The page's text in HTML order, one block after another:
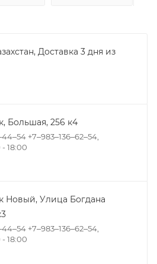
Доставка 3 дня из
​Большая, 256 к4
+7‒983‒136‒62‒54,
18:00
Новый, ​Улица Богдана
+7‒983‒136‒62‒54,
18:00